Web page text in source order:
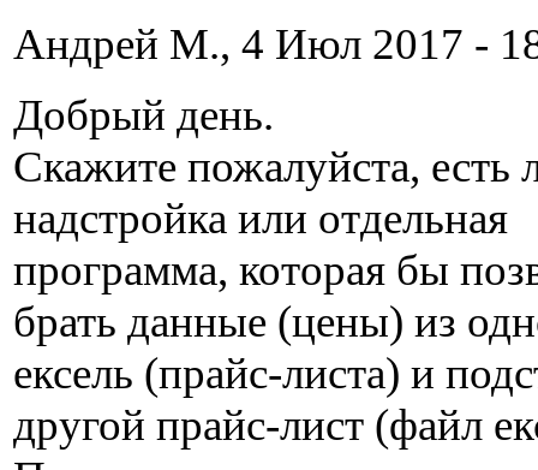
Андрей М., 4 Июл 2017 -
Добрый день.
Скажите пожалуйста, есть
надстройка или отдельная
программа, которая бы
брать данные (цены) из
ексель (прайс-листа) и
другой прайс-лист (файл